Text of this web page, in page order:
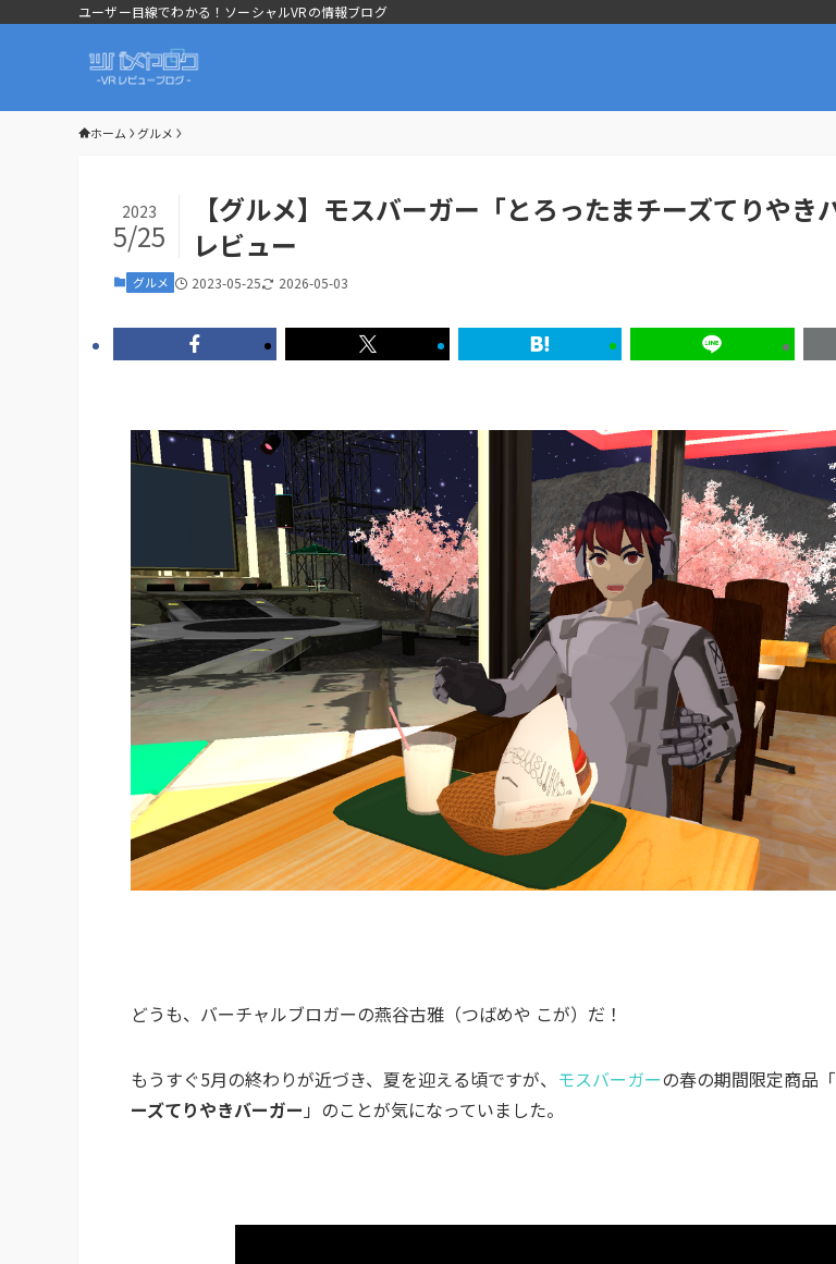
ユーザー目線でわかる！ソーシャルVRの情報ブログ
ホーム グルメ
【グルメ】モスバーガー「とろったまチーズてりやき
レビュー
2023
5/25
グルメ 2023-05-25 2026-05-03
どうも、バーチャルブロガーの燕谷古雅（つばめや こが）だ！
もうすぐ5月の終わりが近づき、夏を迎える頃ですが、 モスバーガーの春の期間限定商品「
ーズてりやきバーガー 」のことが気になっていました。